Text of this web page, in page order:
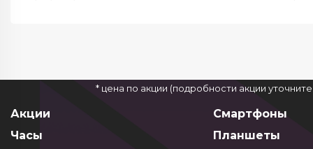
* цена по акции (подробности акции
Акции
Смартфоны
Часы
Планшеты